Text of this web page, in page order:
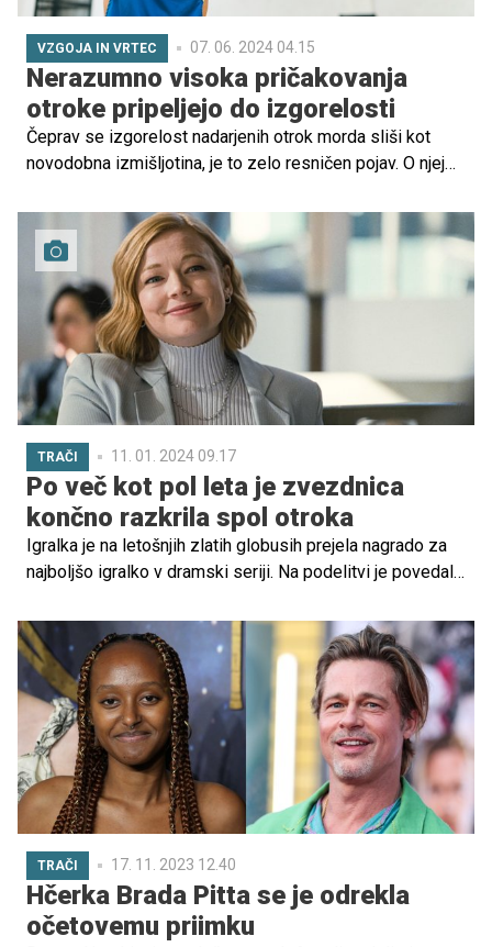
VZGOJA IN VRTEC 07. 06. 2024 04.15
Nerazumno visoka pričakovanja
otroke pripeljejo do izgorelosti
Čeprav se izgorelost nadarjenih otrok morda sliši kot
novodobna izmišljotina, je to zelo resničen pojav. O njej
sposobnostmi izčrpa zaradi prevelikega pritiska in
nerealnih pričakovanj, ki si jih postavlja sam ali mu jih
postavljajo drugi. Ob tem doživlja frustracijo, apatijo,
izolacijo, razdražljivost in zmanjšano motivacijo.
Pomembno je, da se starši zavedajo edinstvenih
značilnosti nadarjenega otroka, saj ga le tako lahko vodijo
do oblikovanja realnega odnosa do dosežkov,
sprejemanja nepopolnosti in zdravega odnosa do sebe.
TRAČI 11. 01. 2024 09.17
Po več kot pol leta je zvezdnica
končno razkrila spol otroka
Igralka je na letošnjih zlatih globusih prejela nagrado za
najboljšo igralko v dramski seriji. Na podelitvi je povedala,
razkrila tudi, ali je rodila fantka ali punčko.
TRAČI 17. 11. 2023 12.40
Hčerka Brada Pitta se je odrekla
očetovemu priimku